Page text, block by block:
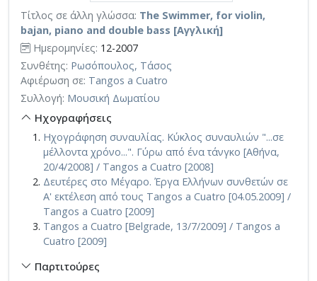
Τίτλος σε άλλη γλώσσα: The Swimmer, for violin,
bajan, piano and double bass [Αγγλική]
Ημερομηνίες: 12-2007
Συνθέτης: Ρωσόπουλος, Τάσος
Αφιέρωση σε: Tangos a Cuatro
Συλλογή: Μουσική Δωματίου
Ηχογραφήσεις
Ηχογράφηση συναυλίας. Κύκλος συναυλιών "...σε
μέλλοντα χρόνο...". Γύρω από ένα τάνγκο [Αθήνα,
20/4/2008] / Tangos a Cuatro [2008]
Δευτέρες στο Μέγαρο. Έργα Ελλήνων συνθετών σε
Α' εκτέλεση από τους Tangos a Cuatro [04.05.2009] /
Tangos a Cuatro [2009]
Tangos a Cuatro [Belgrade, 13/7/2009] / Tangos a
Cuatro [2009]
Παρτιτούρες